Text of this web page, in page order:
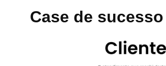
Case de